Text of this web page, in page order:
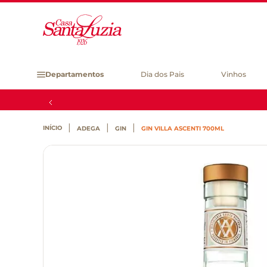
Departamentos Dia dos Pais Vinhos
ADEGA GIN GIN VILLA ASCENTI 700ML